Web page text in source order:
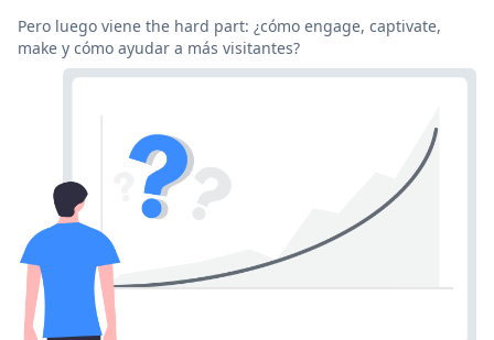
Pero luego viene the hard part: ¿cómo engage, captivate,
make y cómo ayudar a más visitantes?